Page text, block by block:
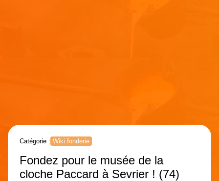
Catégorie : Wiki fonderie
Fondez pour le musée de la
cloche Paccard à Sevrier ! (74)